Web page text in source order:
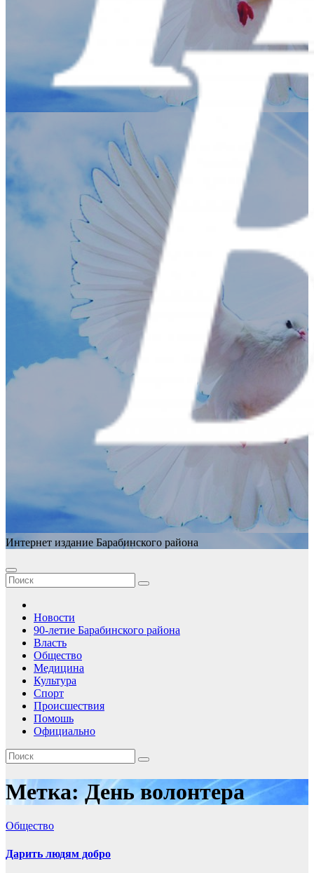
Интернет издание Барабинского района
Новости
90-летие Барабинского района
Власть
Общество
Медицина
Культура
Спорт
Происшествия
Помошь
Официально
Метка:День волонтера
Общество
Дарить людям добро